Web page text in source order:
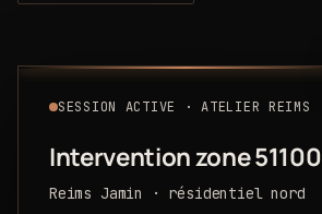
SESSION ACTIVE · ATELIER REIMS
Intervention zone 51100
Reims Jamin · résidentiel nord